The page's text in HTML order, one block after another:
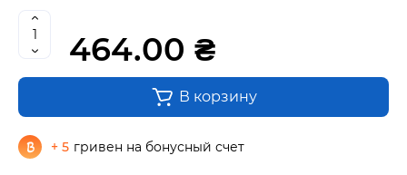
464.00 ₴
В корзину
+ 5 гривен на бонусный счет